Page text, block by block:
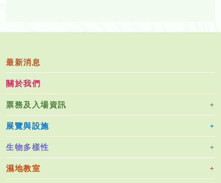
最新消息
關於我們
票務及入場資訊
展覽與設施
生物多樣性
濕地教室